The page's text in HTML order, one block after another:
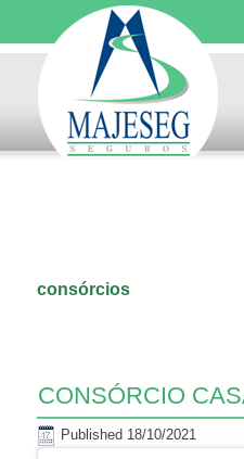
consórcios
CONSÓRCIO
Published 18/10/2021